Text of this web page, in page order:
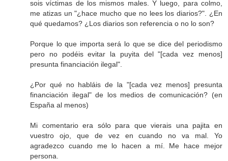
sois víctimas de los mismos males. Y luego, para colmo,
me atizas un "¿hace mucho que no lees los diarios?". ¿En
qué quedamos? ¿Los diarios son referencia o no lo son?
Porque lo que importa será lo que se dice del periodismo
pero no podéis evitar la puyita del "[cada vez menos]
presunta financiación ilegal".
¿Por qué no habláis de la "[cada vez menos] presunta
financiación ilegal" de los medios de comunicación? (en
España al menos)
Mi comentario era sólo para que vierais una pajita en
vuestro ojo, que de vez en cuando no va mal. Yo
agradezco cuando me lo hacen a mí. Me hace mejor
persona.